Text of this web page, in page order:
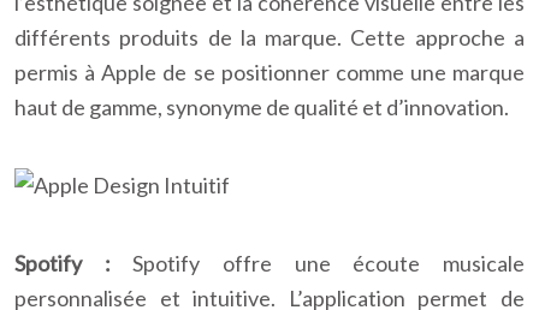
différents produits de la marque. Cette approche a
permis à Apple de se positionner comme une marque
haut de gamme, synonyme de qualité et d’innovation.
Spotify :Spotify offre une écoute musicale
personnalisée et intuitive. L’application permet de